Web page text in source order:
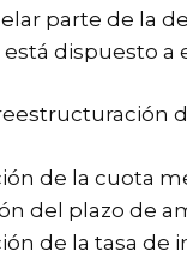
parte de la
dispuesto a
de la cuota
del plazo de
de la tasa de